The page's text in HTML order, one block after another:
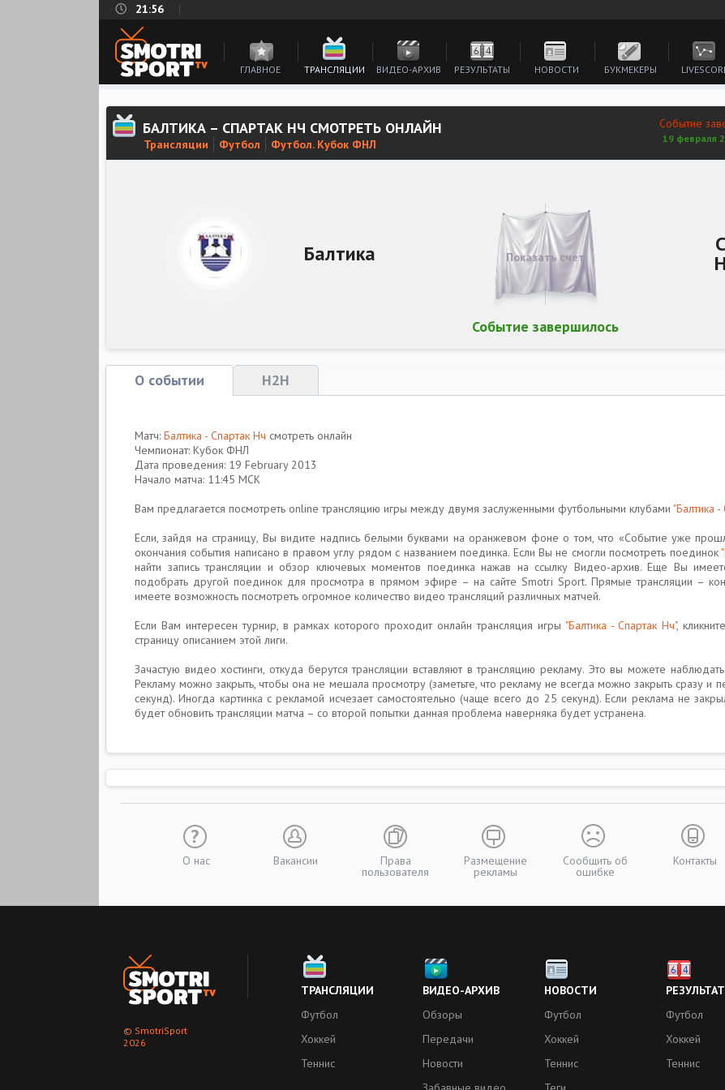
21:56
ГЛАВНОЕ ТРАНСЛЯЦИИ ВИДЕО-АРХИВ РЕЗУЛЬТАТЫ НОВОСТИ БУКМЕКЕРЫ
БАЛТИКА – СПАРТАК НЧ СМОТРЕТЬ ОНЛАЙН
Трансляции Футбол Футбол. Кубок ФНЛ
Событие
19 февраля
Балтика
Событие завершилось
Показать счет
О событии H2H
Матч: Балтика - Спартак Нч смотреть онлайн
Чемпионат: Кубок ФНЛ
Дата проведения: 19 February 2013
Начало матча: 11:45 МСК
Вам предлагается посмотреть online трансляцию игры между двумя заслуженными футбольными клубами "Балтика
Если, зайдя на страницу, Вы видите надпись белыми буквами на оранжевом фоне о том, что «Событие уже
окончания события написано в правом углу рядом с названием поединка. Если Вы не смогли посмотреть поединок
найти запись трансляции и обзор ключевых моментов поединка нажав на ссылку Видео-архив. Еще Вы
подобрать другой поединок для просмотра в прямом эфире – на сайте Smotri Sport. Прямые трансляции –
имеете возможность посмотреть огромное количество видео трансляций различных матчей.
Если Вам интересен турнир, в рамках которого проходит онлайн трансляция игры "Балтика - Спартак Нч",
страницу описанием этой лиги.
Зачастую видео хостинги, откуда берутся трансляции вставляют в трансляцию рекламу. Это вы можете
Рекламу можно закрыть, чтобы она не мешала просмотру (заметьте, что рекламу не всегда можно закрыть сразу
секунд). Иногда картинка с рекламой исчезает самостоятельно (чаще всего до 25 секунд). Если реклама не
будет обновить трансляции матча – со второй попытки данная проблема наверняка будет устранена.
О нас Вакансии Права
пользователя
Размещение
рекламы
Сообщить об
ошибке
Контакты
© SmotriSport
2026
ТРАНСЛЯЦИИ
Футбол
Хоккей
Теннис
ВИДЕО-АРХИВ
Обзоры
Передачи
Новости
НОВОСТИ
Футбол
Хоккей
Теннис
Футбол
Хоккей
Теннис